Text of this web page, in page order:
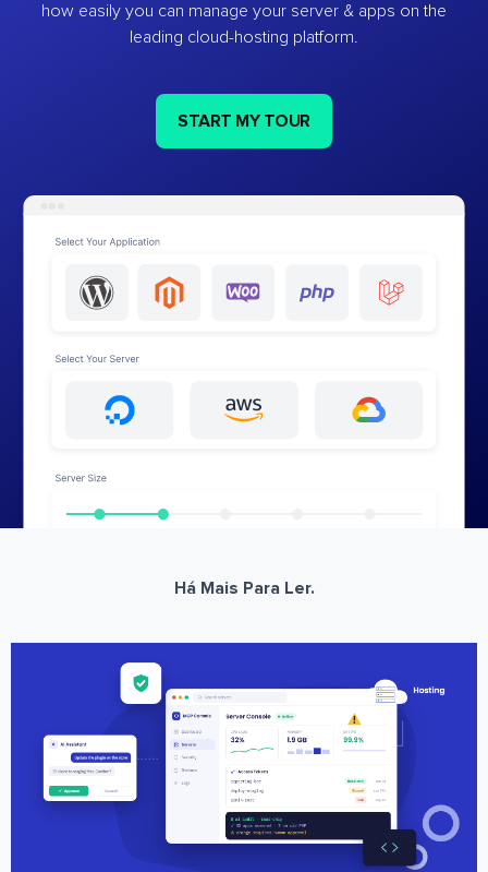
how easily you can manage your server & apps on the
leading cloud-hosting platform.
START MY TOUR
Há Mais Para Ler.